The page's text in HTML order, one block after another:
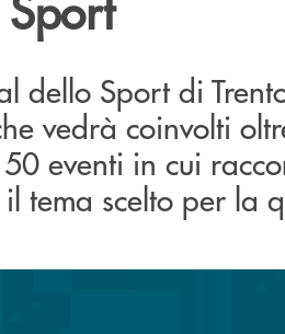
dello Sport di
vedrà coinvolti
eventi in cui
tema scelto per la